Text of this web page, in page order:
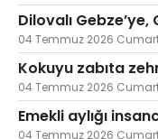
Dilovalı
04 Temmuz 2026
Kokuyu zabıta
04 Temmuz 2026
Emekli aylığı
04 Temmuz 2026